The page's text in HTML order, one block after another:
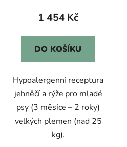
1 454 Kč
DO KOŠÍKU
Hypoalergenní receptura
jehněčí a rýže pro mladé
psy (3 měsíce – 2 roky)
velkých plemen (nad 25
kg).